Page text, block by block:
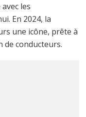
les
En 2024, la
une icône, prête à
conducteurs.